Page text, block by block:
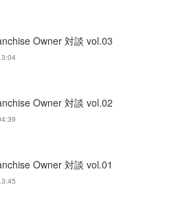
Owner 対談 vol.03
Owner 対談 vol.02
Owner 対談 vol.01